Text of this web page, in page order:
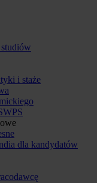
i staże
dla kandydatów